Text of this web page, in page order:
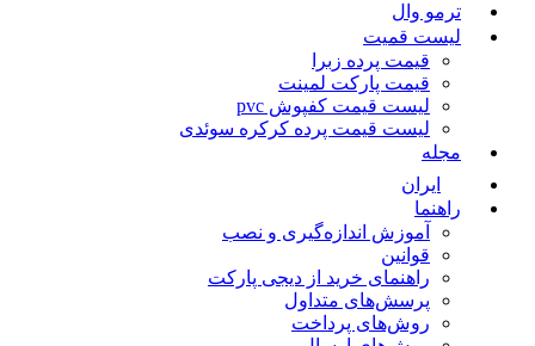
ترمو وال
لیست قمیت
قیمت پرده زبرا
قیمت پارکت لمینت
لیست قیمت کفپوش pvc
لیست قیمت پرده کرکره سوئدی
مجله
ایران
راهنما
آموزش اندازه‌گیری و نصب
راهنمای خرید از دیجی پارکت
پرسش‌های متداول
روش‌های پرداخت